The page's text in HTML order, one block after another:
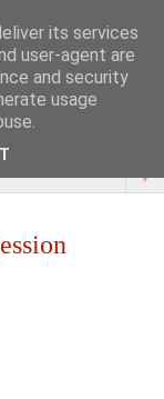
▼
its services
user-agent are
and security
usage